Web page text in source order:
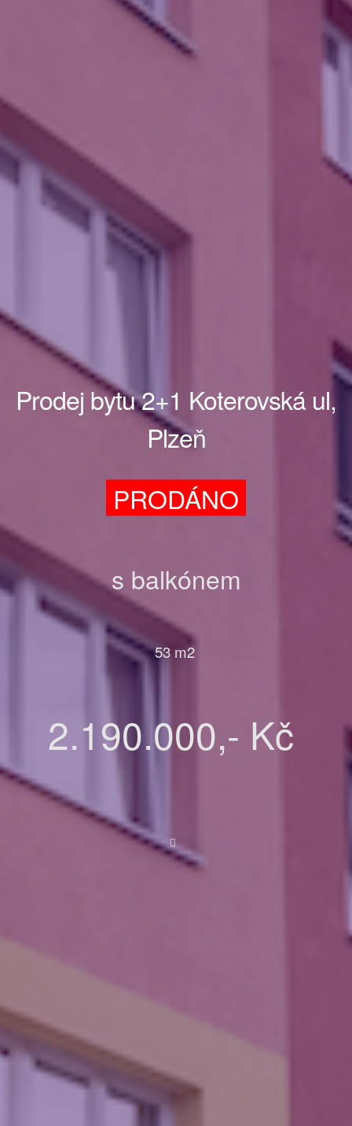
Prodej bytu 2+1 Koterovská ul,
Plzeň
PRODÁNO
s balkónem
53 m2
2.190.000,- Kč